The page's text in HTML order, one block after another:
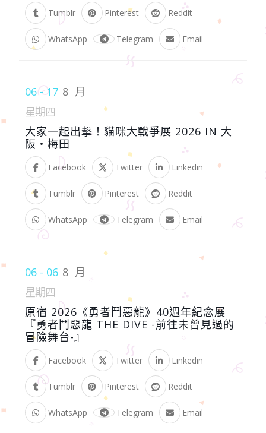
Tumblr Pinterest Reddit
WhatsApp Telegram Email
06 - 17 8 月
星期四
大家一起出擊！貓咪大戰爭展 2026 IN 大
阪・梅田
Facebook Twitter Linkedin
Tumblr Pinterest Reddit
WhatsApp Telegram Email
06 - 06 8 月
星期四
原宿 2026《勇者鬥惡龍》40週年紀念展
『勇者鬥惡龍 THE DIVE -前往未曾見過的
冒險舞台-』
Facebook Twitter Linkedin
Tumblr Pinterest Reddit
WhatsApp Telegram Email